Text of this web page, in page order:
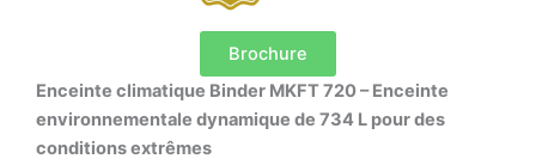
Brochure
Enceinte climatique Binder MKFT 720 – Enceinte
environnementale dynamique de 734 L pour des
conditions extrêmes